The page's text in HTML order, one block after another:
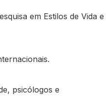
em Estilos de Vida e
psicólogos e